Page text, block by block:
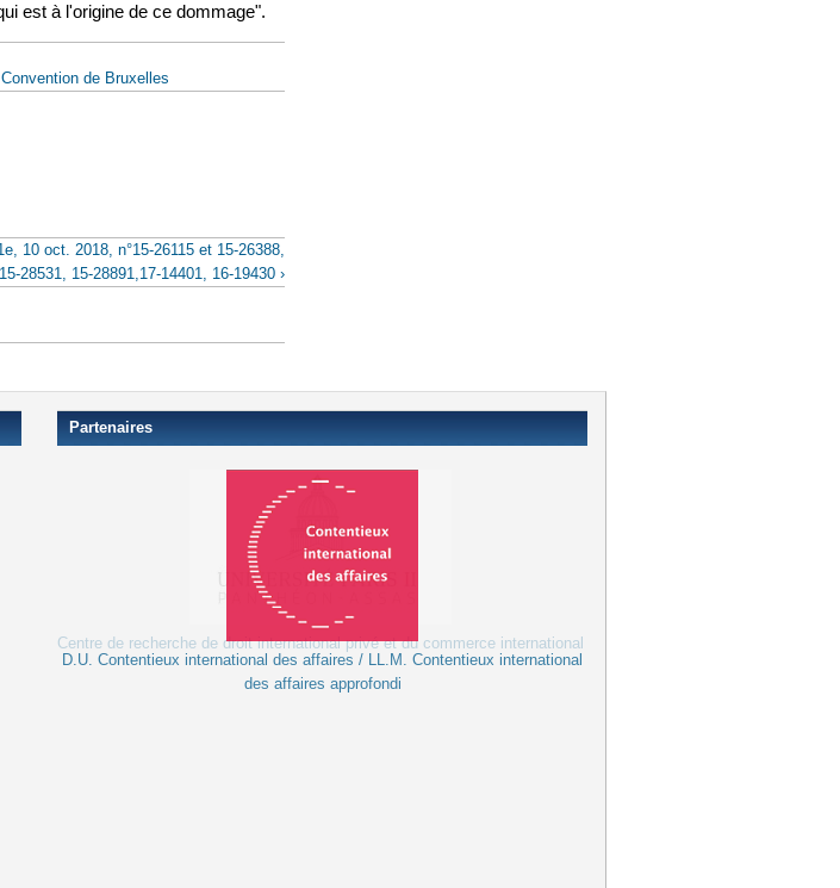
est à l'origine de ce dommage".
Convention de Bruxelles
10 oct. 2018, n°15-26115 et 15-26388,
15-28531, 15-28891,17-14401, 16-19430 ›
Partenaires
D.U. Contentieux international des affaires / LL.M. Contentieux international
des affaires approfondi